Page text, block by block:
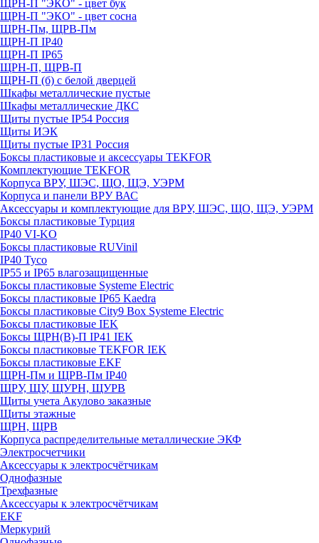
ЩРН-П "ЭКО" - цвет бук
ЩРН-П "ЭКО" - цвет сосна
ЩРН-Пм, ЩРВ-Пм
ЩРН-П IP40
ЩРН-П IP65
ЩРН-П, ЩРВ-П
ЩРН-П (б) с белой дверцей
Шкафы металлические пустые
Шкафы металлические ДКС
Щиты пустые IP54 Россия
Щиты ИЭК
Щиты пустые IP31 Россия
Боксы пластиковые и аксессуары TEKFOR
Комплектующие TEKFOR
Корпуса ВРУ, ШЭС, ЩО, ЩЭ, УЭРМ
Корпуса и панели ВРУ ВАС
Аксессуары и комплектующие для ВРУ, ШЭС, ЩО, ЩЭ, УЭРМ
Боксы пластиковые Турция
IP40 VI-KO
Боксы пластиковые RUVinil
IP40 Тусо
IP55 и IP65 влагозащищенные
Боксы пластиковые Systeme Electric
Боксы пластиковые IP65 Kaedra
Боксы пластиковые City9 Box Systeme Electric
Боксы пластиковые IEK
Боксы ЩРН(В)-П IP41 IEK
Боксы пластиковые TEKFOR IEK
Боксы пластиковые EKF
ЩРН-Пм и ЩРВ-Пм IP40
ЩРУ, ЩУ, ЩУРН, ЩУРВ
Щиты учета Акулово заказные
Щиты этажные
ЩРН, ЩРВ
Корпуса распределительные металлические ЭКФ
Электросчетчики
Аксессуары к электросчётчикам
Однофазные
Трехфазные
Аксессуары к электросчётчикам
EKF
Меркурий